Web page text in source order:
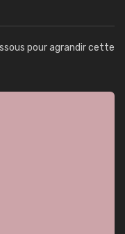
pour agrandir cette